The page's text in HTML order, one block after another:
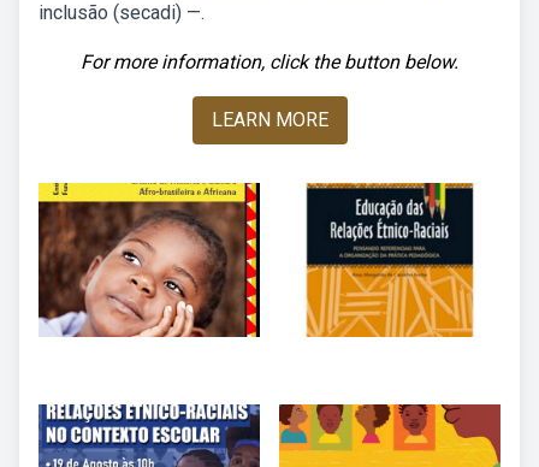
inclusão (secadi) —.
For more information, click the button below.
LEARN MORE